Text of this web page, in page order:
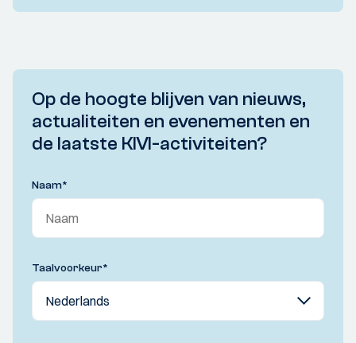
Op de hoogte blijven van nieuws,
actualiteiten en evenementen en
de laatste KIVI-activiteiten?
Naam*
Taalvoorkeur*